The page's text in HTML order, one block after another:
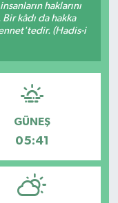
haklarını
kâdı da hakka
(Hadis-i
GÜNEŞ
05:41